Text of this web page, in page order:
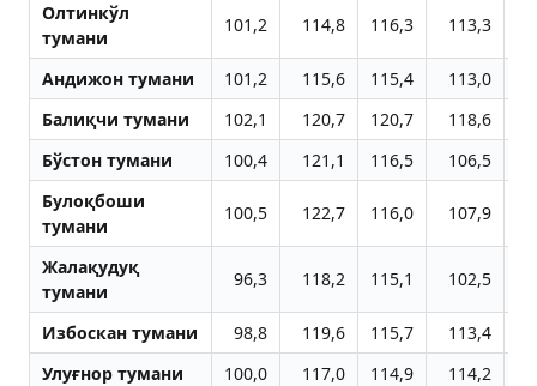
Олтинкўл
тумани
101,2 114,8 116,3 113,3
Aндижон тумани 101,2 115,6 115,4 113,0
Балиқчи тумани
102,1 120,7 120,7 118,6
Бўстон тумани
100,4 121,1 116,5 106,5
Булоқбоши
тумани
100,5 122,7 116,0 107,9
Жалақудуқ
тумани
96,3 118,2 115,1 102,5
Избоскан тумани 98,8 119,6 115,7 113,4
Улуғнор тумани
100,0 117,0 114,9 114,2